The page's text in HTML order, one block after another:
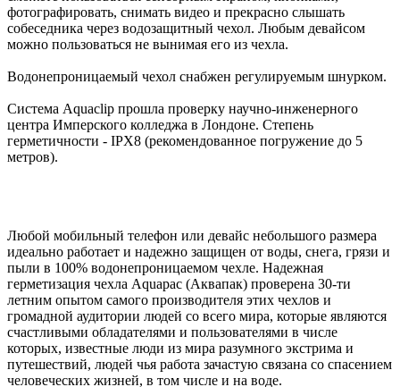
фотографировать, снимать видео и прекрасно слышать
собеседника через водозащитный чехол. Любым девайсом
можно пользоваться не вынимая его из чехла.
Водонепроницаемый чехол снабжен регулируемым шнурком.
Система Aquaclip прошла проверку научно-инженерного
центра Имперского колледжа в Лондоне. Степень
герметичности - IPX8 (рекомендованное погружение до 5
метров).
Любой мобильный телефон или девайс небольшого размера
идеально работает и надежно защищен от воды, снега, грязи и
пыли в 100% водонепроницаемом чехле. Надежная
герметизация чехла Aquapac (Аквапак) проверена 30-ти
летним опытом самого производителя этих чехлов и
громадной аудитории людей со всего мира, которые являются
счастливыми обладателями и пользователями в числе
которых, известные люди из мира разумного экстрима и
путешествий, людей чья работа зачастую связана со спасением
человеческих жизней, в том числе и на воде.